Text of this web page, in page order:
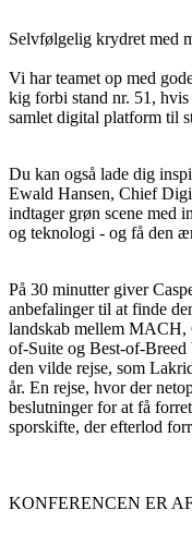
Selvfølgelig krydret med
Vi har teamet op med
kig forbi stand nr. 51, hvis
samlet digital platform til
Du kan også lade dig
Ewald Hansen, Chief
indtager grøn scene med
og teknologi - og få den
På 30 minutter giver
anbefalinger til at finde
landskab mellem MACH,
of-Suite og Best-of-
den vilde rejse, som
år. En rejse, hvor der
beslutninger for at få
sporskifte, der efterlod
KONFERENCEN ER